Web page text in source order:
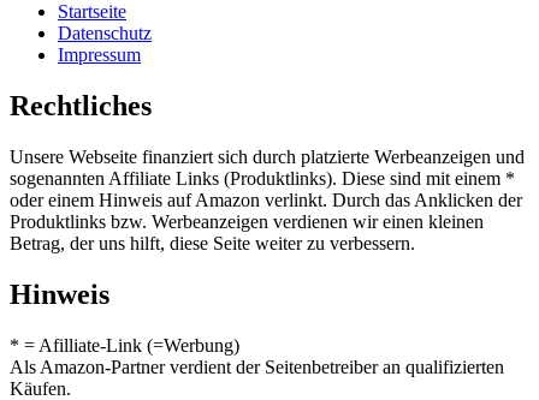
Startseite
Datenschutz
Impressum
Rechtliches
Unsere Webseite finanziert sich durch platzierte Werbeanzeigen und
sogenannten Affiliate Links (Produktlinks). Diese sind mit einem *
oder einem Hinweis auf Amazon verlinkt. Durch das Anklicken der
Produktlinks bzw. Werbeanzeigen verdienen wir einen kleinen
Betrag, der uns hilft, diese Seite weiter zu verbessern.
Hinweis
* = Afilliate-Link (=Werbung)
Als Amazon-Partner verdient der Seitenbetreiber an qualifizierten
Käufen.